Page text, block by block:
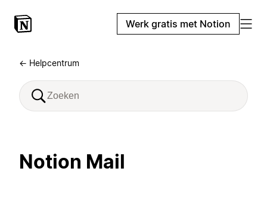
Werk gratis met Notion
← Helpcentrum
Notion Mail